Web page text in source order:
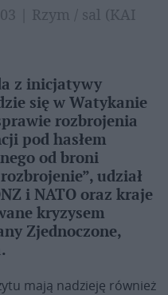
| Rzym / sal (KAI
z inicjatywy
się w Watykanie
rozbrojenia
pod hasłem
od broni
udział
i NATO oraz kraje
kryzysem
Zjednoczone,
mają nadzieję również